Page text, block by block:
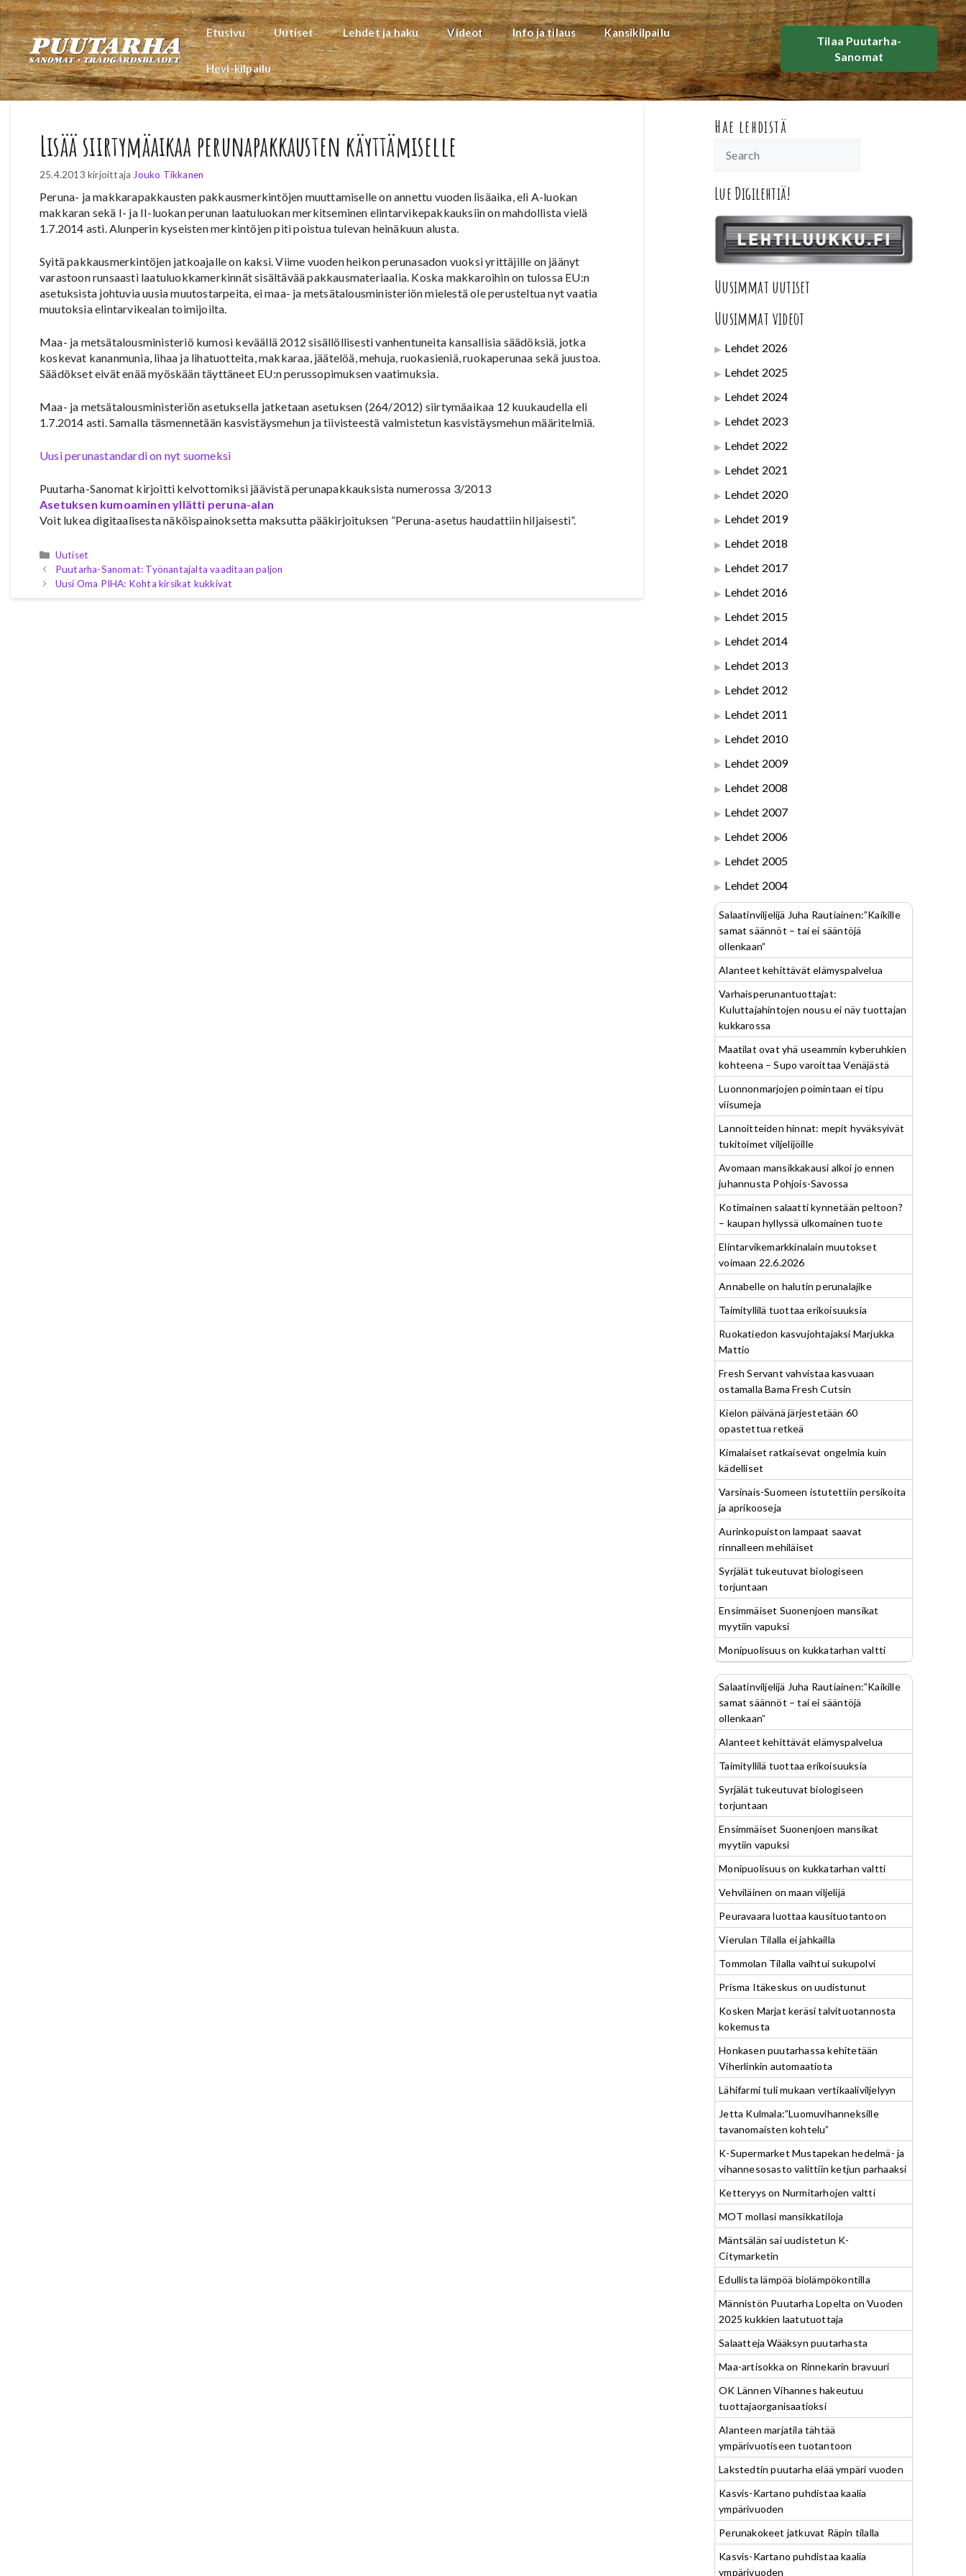
Siirry
sisältöön
Etusivu Uutiset Lehdet ja haku Videot Info ja tilaus Kansikilpailu
Hevi-kilpailu
Tilaa Puutarha-
Sanomat
Lisää siirtymäaikaa perunapakkausten käyttämiselle
25.4.2013 kirjoittaja Jouko Tikkanen
Peruna- ja makkarapakkausten pakkausmerkintöjen muuttamiselle on annettu vuoden lisäaika, eli A-luokan
makkaran sekä I- ja II-luokan perunan laatuluokan merkitseminen elintarvikepakkauksiin on mahdollista vielä
1.7.2014 asti. Alunperin kyseisten merkintöjen piti poistua tulevan heinäkuun alusta.
Syitä pakkausmerkintöjen jatkoajalle on kaksi. Viime vuoden heikon perunasadon vuoksi yrittäjille on jäänyt
varastoon runsaasti laatuluokkamerkinnät sisältävää pakkausmateriaalia. Koska makkaroihin on tulossa EU:n
asetuksista johtuvia uusia muutostarpeita, ei maa- ja metsätalousministeriön mielestä ole perusteltua nyt vaatia
muutoksia elintarvikealan toimijoilta.
Maa- ja metsätalousministeriö kumosi keväällä 2012 sisällöllisesti vanhentuneita kansallisia säädöksiä, jotka
koskevat kananmunia, lihaa ja lihatuotteita, makkaraa, jäätelöä, mehuja, ruokasieniä, ruokaperunaa sekä juustoa.
Säädökset eivät enää myöskään täyttäneet EU:n perussopimuksen vaatimuksia.
Maa- ja metsätalousministeriön asetuksella jatketaan asetuksen (264/2012) siirtymäaikaa 12 kuukaudella eli
1.7.2014 asti. Samalla täsmennetään kasvistäysmehun ja tiivisteestä valmistetun kasvistäysmehun määritelmiä.
Uusi perunastandardi on nyt suomeksi
Puutarha-Sanomat kirjoitti kelvottomiksi jäävistä perunapakkauksista numerossa 3/2013
Asetuksen kumoaminen yllätti peruna-alan
Voit lukea digitaalisesta näköispainoksetta maksutta pääkirjoituksen ”Peruna-asetus haudattiin hiljaisesti”.
Kategoriat
Uutiset
Puutarha-Sanomat: Työnantajalta vaaditaan paljon
Uusi Oma PIHA: Kohta kirsikat kukkivat
Hae lehdistä
Lue Digilehtiä!
Uusimmat uutiset
Uusimmat videot
Lehdet 2026
Lehdet 2025
Lehdet 2024
Lehdet 2023
Lehdet 2022
Lehdet 2021
Lehdet 2020
Lehdet 2019
Lehdet 2018
Lehdet 2017
Lehdet 2016
Lehdet 2015
Lehdet 2014
Lehdet 2013
Lehdet 2012
Lehdet 2011
Lehdet 2010
Lehdet 2009
Lehdet 2008
Lehdet 2007
Lehdet 2006
Lehdet 2005
Lehdet 2004
Salaatinviljelijä Juha Rautiainen:”Kaikille
samat säännöt – tai ei sääntöjä
ollenkaan”
Alanteet kehittävät elämyspalvelua
Varhaisperunantuottajat:
Kuluttajahintojen nousu ei näy tuottajan
kukkarossa
Maatilat ovat yhä useammin kyberuhkien
kohteena – Supo varoittaa Venäjästä
Luonnonmarjojen poimintaan ei tipu
viisumeja
Lannoitteiden hinnat: mepit hyväksyivät
tukitoimet viljelijöille
Avomaan mansikkakausi alkoi jo ennen
juhannusta Pohjois-Savossa
Kotimainen salaatti kynnetään peltoon?
– kaupan hyllyssä ulkomainen tuote
Elintarvikemarkkinalain muutokset
voimaan 22.6.2026
Annabelle on halutin perunalajike
Taimityllilä tuottaa erikoisuuksia
Ruokatiedon kasvujohtajaksi Marjukka
Mattio
Fresh Servant vahvistaa kasvuaan
ostamalla Bama Fresh Cutsin
Kielon päivänä järjestetään 60
opastettua retkeä
Kimalaiset ratkaisevat ongelmia kuin
kädelliset
Varsinais-Suomeen istutettiin persikoita
ja aprikooseja
Aurinkopuiston lampaat saavat
rinnalleen mehiläiset
Syrjälät tukeutuvat biologiseen
torjuntaan
Ensimmäiset Suonenjoen mansikat
myytiin vapuksi
Monipuolisuus on kukkatarhan valtti
Salaatinviljelijä Juha Rautiainen:”Kaikille
samat säännöt – tai ei sääntöjä
ollenkaan”
Alanteet kehittävät elämyspalvelua
Taimityllilä tuottaa erikoisuuksia
Syrjälät tukeutuvat biologiseen
torjuntaan
Ensimmäiset Suonenjoen mansikat
myytiin vapuksi
Monipuolisuus on kukkatarhan valtti
Vehviläinen on maan viljelijä
Peuravaara luottaa kausituotantoon
Vierulan Tilalla ei jahkailla
Tommolan Tilalla vaihtui sukupolvi
Prisma Itäkeskus on uudistunut
Kosken Marjat keräsi talvituotannosta
kokemusta
Honkasen puutarhassa kehitetään
Viherlinkin automaatiota
Lähifarmi tuli mukaan vertikaaliviljelyyn
Jetta Kulmala:”Luomuvihanneksille
tavanomaisten kohtelu”
K-Supermarket Mustapekan hedelmä- ja
vihannesosasto valittiin ketjun parhaaksi
Ketteryys on Nurmitarhojen valtti
MOT mollasi mansikkatiloja
Mäntsälän sai uudistetun K-
Citymarketin
Edullista lämpöä biolämpökontilla
Männistön Puutarha Lopelta on Vuoden
2025 kukkien laatutuottaja
Salaatteja Wääksyn puutarhasta
Maa-artisokka on Rinnekarin bravuuri
OK Lännen Vihannes hakeutuu
tuottajaorganisaatioksi
Alanteen marjatila tähtää
ympärivuotiseen tuotantoon
Lakstedtin puutarha elää ympäri vuoden
Kasvis-Kartano puhdistaa kaalia
ympärivuoden
Perunakokeet jatkuvat Räpin tilalla
Kasvis-Kartano puhdistaa kaalia
ympärivuoden